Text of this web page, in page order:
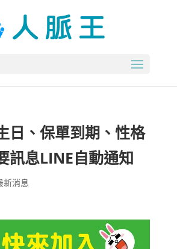
日、保單到期、性格
訊息LINE自動通知
新消息